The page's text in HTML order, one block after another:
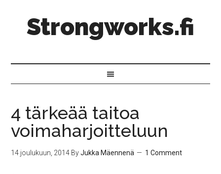
Strongworks.fi
4 tärkeää taitoa
voimaharjoitteluun
14 joulukuun, 2014 ByJukka Mäennenä 1 Comment